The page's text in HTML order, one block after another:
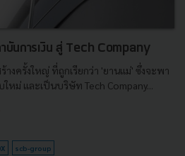
บันการเงิน สู่ Tech Company
างครั้งใหญ่ ที่ถูกเรียกว่า 'ยานแม่' ซึ่งจะพา
หม่ และเป็นบริษัท Tech Company...
scb-group